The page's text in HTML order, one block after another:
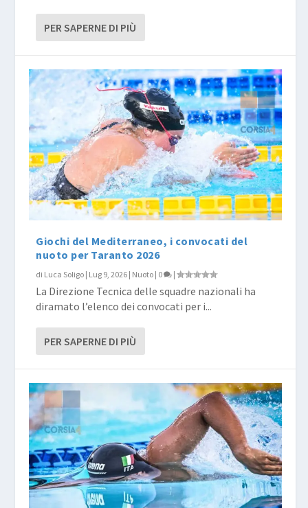
PER SAPERNE DI PIÙ
Giochi del Mediterraneo, i convocati del
nuoto per Taranto 2026
di Luca Soligo | Lug 9, 2026 | Nuoto | 0 |
La Direzione Tecnica delle squadre nazionali ha
diramato l’elenco dei convocati per i...
PER SAPERNE DI PIÙ